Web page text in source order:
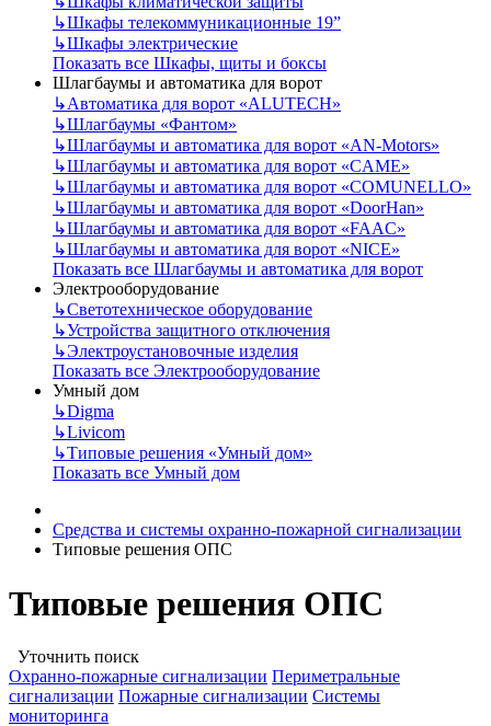
↳Шкафы телекоммуникационные 19”
↳Шкафы электрические
Показать все Шкафы, щиты и боксы
Шлагбаумы и автоматика для ворот
↳Автоматика для ворот «ALUTECH»
↳Шлагбаумы «Фантом»
↳Шлагбаумы и автоматика для ворот «AN-Motors»
↳Шлагбаумы и автоматика для ворот «CAME»
↳Шлагбаумы и автоматика для ворот «COMUNELLO»
↳Шлагбаумы и автоматика для ворот «DoorHan»
↳Шлагбаумы и автоматика для ворот «FAAC»
↳Шлагбаумы и автоматика для ворот «NICE»
Показать все Шлагбаумы и автоматика для ворот
Электрооборудование
↳Светотехническое оборудование
↳Устройства защитного отключения
↳Электроустановочные изделия
Показать все Электрооборудование
Умный дом
↳Digma
↳Livicom
↳Типовые решения «Умный дом»
Показать все Умный дом
Средства и системы охранно-пожарной сигнализации
Типовые решения ОПС
Типовые решения ОПС
Уточнить поиск
Охранно-пожарные сигнализации Периметральные
сигнализации Пожарные сигнализации Системы
мониторинга